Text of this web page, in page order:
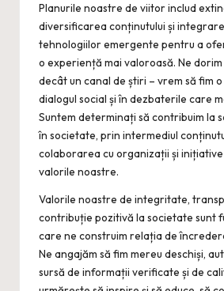
Planurile noastre de viitor includ
diversificarea conținutului și
tehnologiilor emergente pentru a
o experiență mai valoroasă. Ne
decât un canal de știri – vrem să fim
dialogul social și în dezbaterile care
Suntem determinați să contribuim la
în societate, prin intermediul
colaborarea cu organizații și
valorile noastre.
Valorile noastre de integritate,
contribuție pozitivă la societate sunt
care ne construim relația de
Ne angajăm să fim mereu deschiși,
sursă de informații verificate și de